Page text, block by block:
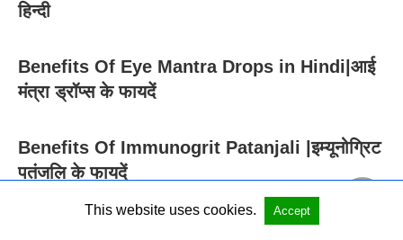
हिन्दी
Benefits Of Eye Mantra Drops in Hindi|आई
मंत्रा ड्रॉप्स के फायदें
Benefits Of Immunogrit Patanjali |इम्यूनोग्रिट
पतंजलि के फायदें
Benefits Of Iodium 1M In Hindi |आयोडियम
This website uses cookies. Accept